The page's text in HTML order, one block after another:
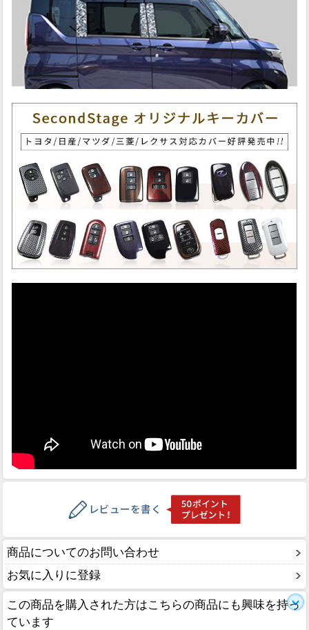
商品についてのお問い合わせ
お気に入りに登録
この商品を購入された方はこちらの商品にも興味を持っ
ています